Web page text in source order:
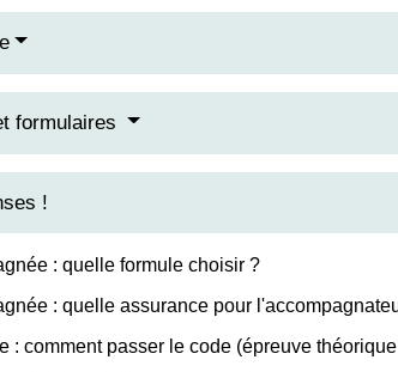
formulaires
!
: quelle formule choisir ?
: quelle assurance pour
: comment passer le code (épreuve